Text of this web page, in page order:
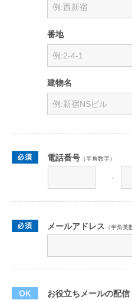
番地
建物名
電話番号 （半角数字）
-
メールアドレス （半角英
お役立ちメールの配信